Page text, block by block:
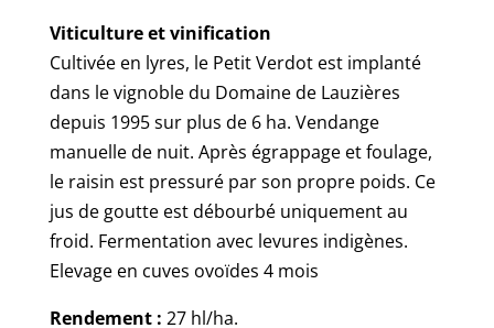
Viticulture et vinification
Cultivée en lyres, le Petit Verdot est implanté
dans le vignoble du Domaine de Lauzières
depuis 1995 sur plus de 6 ha. Vendange
manuelle de nuit. Après égrappage et foulage,
le raisin est pressuré par son propre poids. Ce
jus de goutte est débourbé uniquement au
froid. Fermentation avec levures indigènes.
Elevage en cuves ovoïdes 4 mois
Rendement : 27 hl/ha.